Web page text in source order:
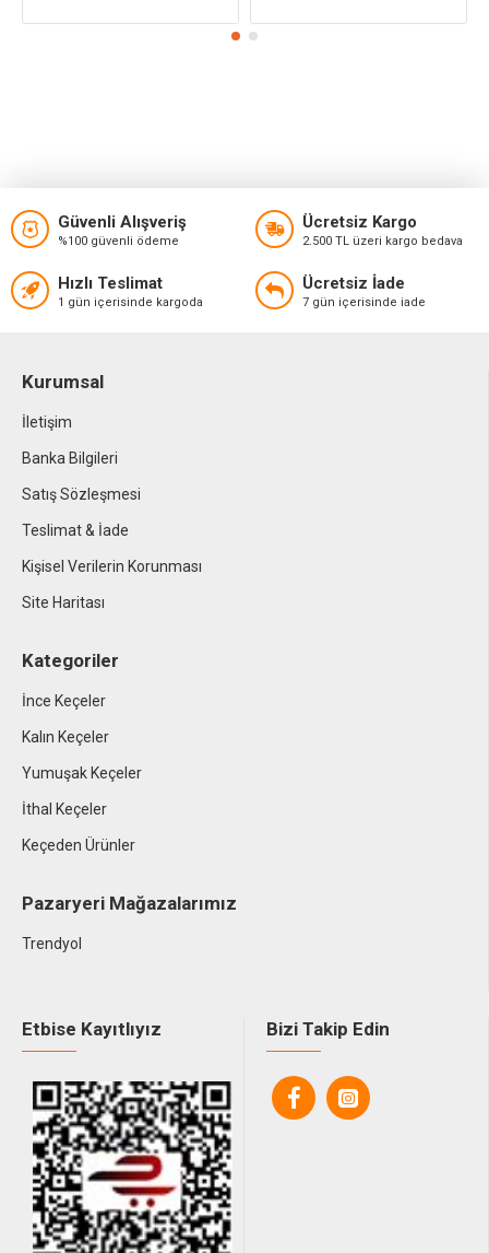
Güvenli Alışveriş
%100 güvenli ödeme
Ücretsiz Kargo
2.500 TL üzeri kargo bedava
Hızlı Teslimat
1 gün içerisinde kargoda
Ücretsiz İade
7 gün içerisinde iade
Kurumsal
İletişim
Banka Bilgileri
Satış Sözleşmesi
Teslimat & İade
Kişisel Verilerin Korunması
Site Haritası
Kategoriler
İnce Keçeler
Kalın Keçeler
Yumuşak Keçeler
İthal Keçeler
Keçeden Ürünler
Pazaryeri Mağazalarımız
Trendyol
Etbise Kayıtlıyız Bizi Takip Edin